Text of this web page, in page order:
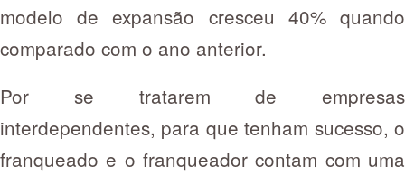
modelo de expansão cresceu 40% quando
comparado com o ano anterior.
Por se tratarem de empresas
interdependentes, para que tenham sucesso, o
franqueado e o franqueador contam com uma